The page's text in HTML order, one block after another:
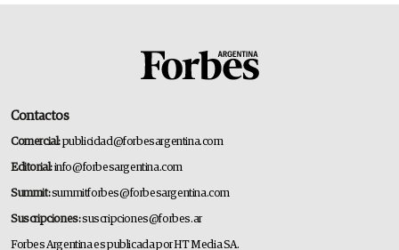
Contactos
Comercial:publicidad@forbesargentina.com
Editorial:info@forbesargentina.com
Summit:summitforbes@forbesargentina.com
Suscripciones:suscripciones@forbes.ar
Forbes Argentina es publicada por HT Media SA.